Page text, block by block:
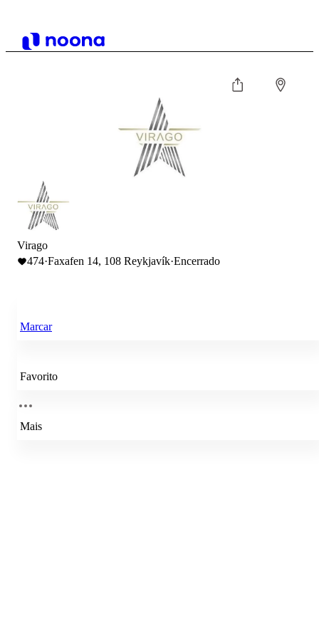
Virago
474·Faxafen 14, 108 Reykjavík·Encerrado
Marcar
Favorito
Mais